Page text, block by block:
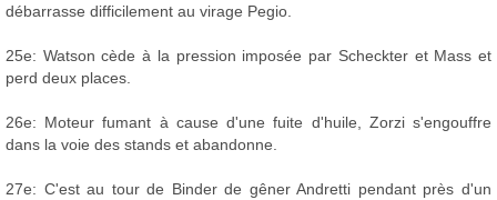
débarrasse difficilement au virage Pegio.
25e: Watson cède à la pression imposée par Scheckter et Mass et
perd deux places.
26e: Moteur fumant à cause d'une fuite d'huile, Zorzi s'engouffre
dans la voie des stands et abandonne.
27e: C'est au tour de Binder de gêner Andretti pendant près d'un